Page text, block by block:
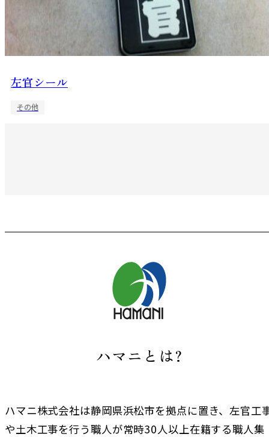
左官シール
その他
ハマニとは?
ハマニ株式会社は静岡県浜松市を拠点に置き、左官工
や土木工事を行う職人が常時30人以上在籍する職人集